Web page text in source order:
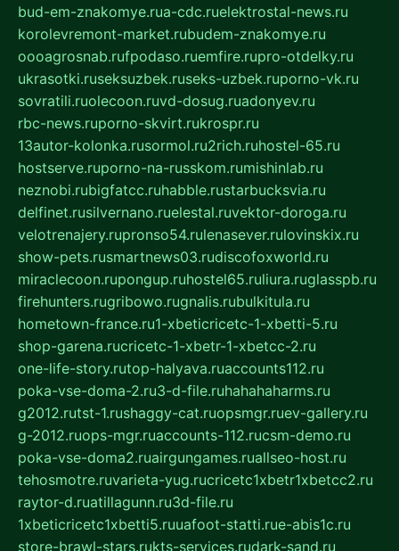
bud-em-znakomye.rua-cdc.ruelektrostal-news.ru
korolevremont-market.rubudem-znakomye.ru
oooagrosnab.rufpodaso.ruemfire.rupro-otdelky.ru
ukrasotki.ruseksuzbek.ruseks-uzbek.ruporno-vk.ru
sovratili.ruolecoon.ruvd-dosug.ruadonyev.ru
rbc-news.ruporno-skvirt.rukrospr.ru
13autor-kolonka.rusormol.ru2rich.ruhostel-65.ru
hostserve.ruporno-na-russkom.rumishinlab.ru
neznobi.rubigfatcc.ruhabble.rustarbucksvia.ru
delfinet.rusilvernano.ruelestal.ruvektor-doroga.ru
velotrenajery.rupronso54.rulenasever.rulovinskix.ru
show-pets.rusmartnews03.rudiscofoxworld.ru
miraclecoon.rupongup.ruhostel65.ruliura.ruglasspb.ru
firehunters.rugribowo.rugnalis.rubulkitula.ru
hometown-france.ru1-xbeticricetc-1-xbetti-5.ru
shop-garena.rucricetc-1-xbetr-1-xbetcc-2.ru
one-life-story.rutop-halyava.ruaccounts112.ru
poka-vse-doma-2.ru3-d-file.ruhahahaharms.ru
g2012.rutst-1.rushaggy-cat.ruopsmgr.ruev-gallery.ru
g-2012.ruops-mgr.ruaccounts-112.rucsm-demo.ru
poka-vse-doma2.ruairgungames.ruallseo-host.ru
tehosmotre.ruvarieta-yug.rucricetc1xbetr1xbetcc2.ru
raytor-d.ruatillagunn.ru3d-file.ru
1xbeticricetc1xbetti5.ruuafoot-statti.rue-abis1c.ru
store-brawl-stars.rukts-services.rudark-sand.ru